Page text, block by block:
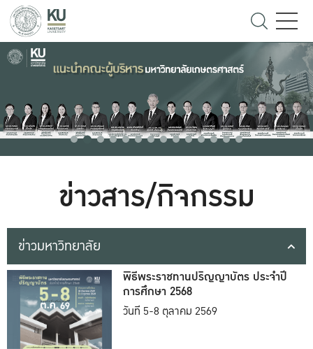
ข่าวสาร/กิจกรรม
ข่าวมหาวิทยาลัย
พิธีพระราชทานปริญญาบัตร ประจำปี
การศึกษา 2568
วันที่ 5-8 ตุลาคม 2569